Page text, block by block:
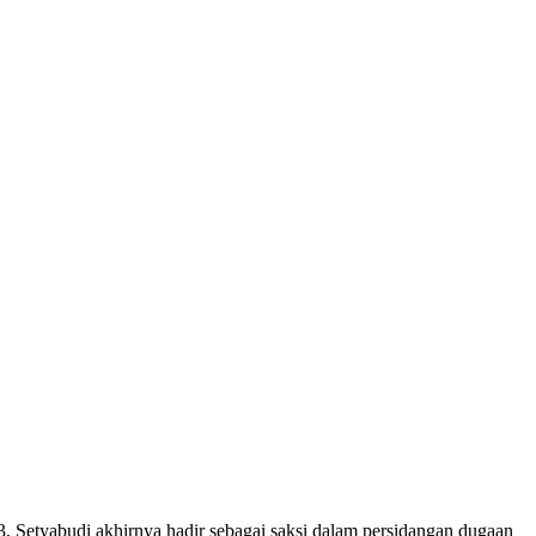
akhirnya hadir sebagai saksi dalam persidangan dugaan